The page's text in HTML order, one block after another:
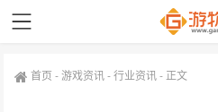
首页 -游戏资讯-行业资讯- 正文